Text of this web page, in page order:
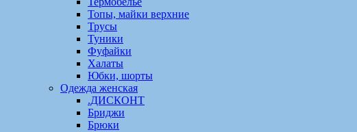
Топы, майки верхние
Трусы
Туники
Фуфайки
Халаты
Юбки, шорты
Одежда женская
.ДИСКОНТ
Бриджи
Брюки